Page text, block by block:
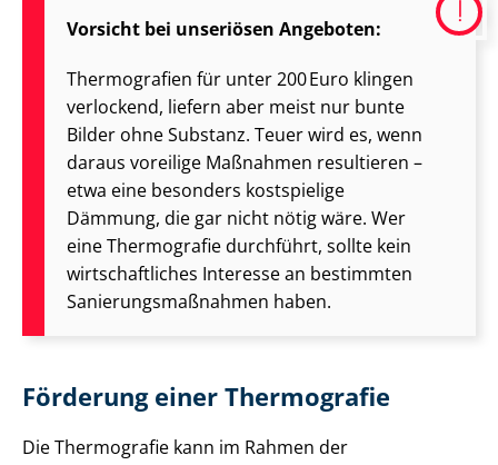
Vorsicht bei unseriösen Angeboten:
Thermografien für unter 200 Euro klingen
verlockend, liefern aber meist nur bunte
Bilder ohne Substanz. Teuer wird es, wenn
daraus voreilige Maßnahmen resultieren –
etwa eine besonders kostspielige
Dämmung, die gar nicht nötig wäre. Wer
eine Thermografie durchführt, sollte kein
wirt­schaft­li­ches Interesse an bestimmten
Sa­nie­rungs­maß­nah­men haben.
Förderung einer Thermografie
Die Thermografie kann im Rahmen der